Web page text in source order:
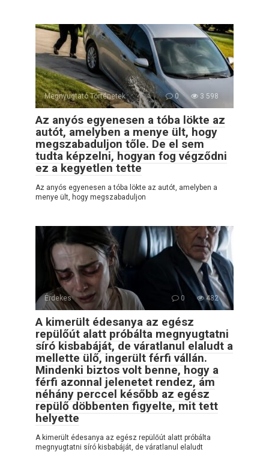
Megnyugtató Történetek 0 3 598
Az anyós egyenesen a tóba lökte az
autót, amelyben a menye ült, hogy
megszabaduljon tőle. De el sem
tudta képzelni, hogyan fog végződni
ez a kegyetlen tette
Az anyós egyenesen a tóba lökte az autót, amelyben a
menye ült, hogy megszabaduljon
Érdekes 0 482
A kimerült édesanya az egész
repülőút alatt próbálta megnyugtatni
síró kisbabáját, de váratlanul elaludt a
mellette ülő, ingerült férfi vállán.
Mindenki biztos volt benne, hogy a
férfi azonnal jelenetet rendez, ám
néhány perccel később az egész
repülő döbbenten figyelte, mit tett
helyette
A kimerült édesanya az egész repülőút alatt próbálta
megnyugtatni síró kisbabáját, de váratlanul elaludt